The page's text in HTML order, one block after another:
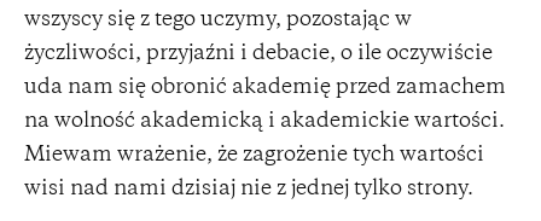
wszyscy się z tego uczymy, pozostając w
życzliwości, przyjaźni i debacie, o ile oczywiście
uda nam się obronić akademię przed zamachem
na wolność akademicką i akademickie wartości.
Miewam wrażenie, że zagrożenie tych wartości
wisi nad nami dzisiaj nie z jednej tylko strony.